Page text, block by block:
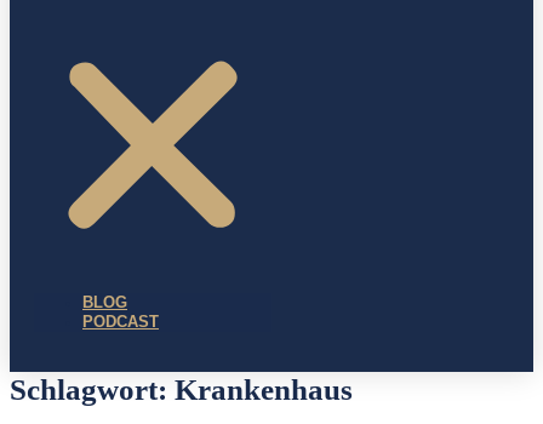
BLOG
PODCAST
Schlagwort: Krankenhaus